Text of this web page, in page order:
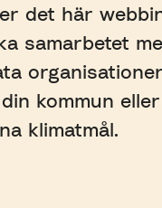
det här
samarbetet
kommun
klimatmål.